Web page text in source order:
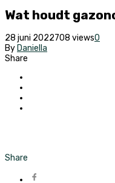
Wat houdt
28 juni 2022708 views0
By Daniella
Share
Share